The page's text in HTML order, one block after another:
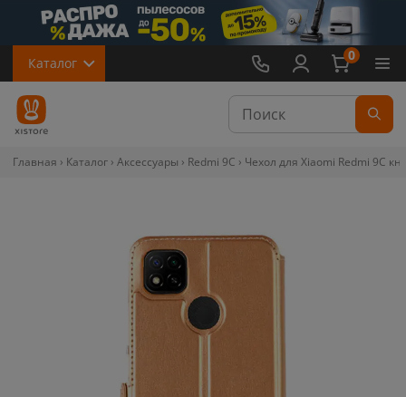
Каталог 0
Главная Каталог Аксессуары Redmi 9C Чехол для Xiaomi Redmi 9C